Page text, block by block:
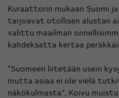
Kuraattorin mukaan Suomi
tarjoavat otollisen alustan
valittu maailman
kahdeksatta kertaa
“Suomeen liitetään usein
mutta asiaa ei ole vielä
näkökulmasta”, Koivu